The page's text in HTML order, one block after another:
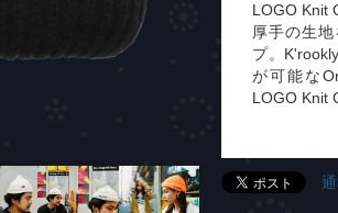
LOGO Knit
厚手の生
プ。
が可能な
LOGO Knit